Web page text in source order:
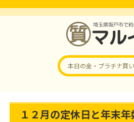
本日の金・プラチナ買
１２月の定休日と年末